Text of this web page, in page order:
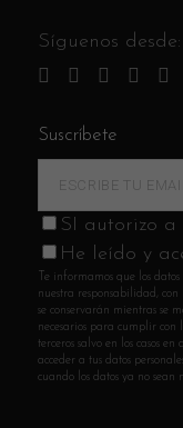
Síguenos desde:
Suscríbete
SI autorizo
He leído y
Te informamos que los
nuestra responsabilidad,
se conservarán mientras se
necesarios para cumplir con
terceros salvo en los casos
acceder a tus datos
cuando los datos ya no sean